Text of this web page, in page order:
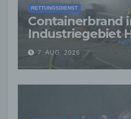
RETTUNGSDIENST
Containerbrand
Industriegebiet
Feuerwehr
weitere
7. AUG. 2026